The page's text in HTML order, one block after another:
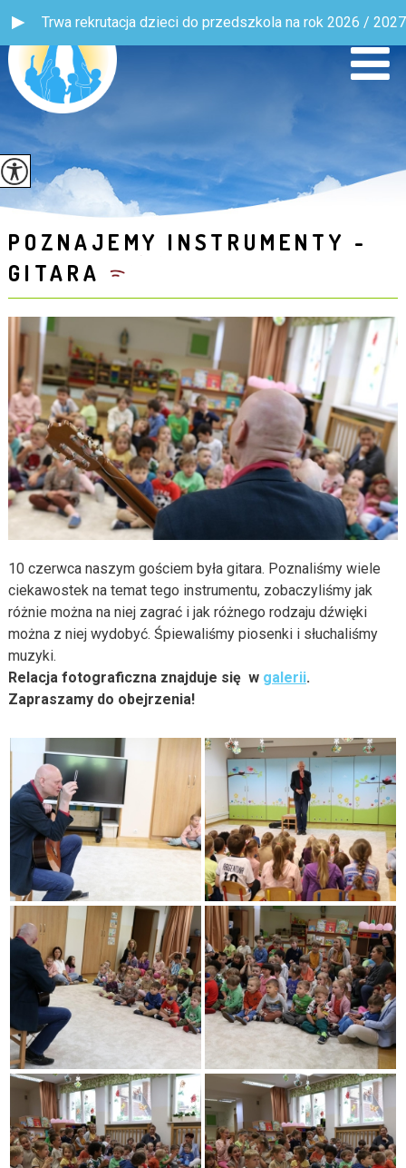
Trwa rekrutacja dzieci do przedszkola na rok 2026 / 2027!
POZNAJEMY INSTRUMENTY -
GITARA
10 czerwca naszym gościem była gitara. Poznaliśmy wiele
ciekawostek na temat tego instrumentu, zobaczyliśmy jak
różnie można na niej zagrać i jak różnego rodzaju dźwięki
można z niej wydobyć. Śpiewaliśmy piosenki i słuchaliśmy
muzyki.
Relacja fotograficzna znajduje się w galerii.
Zapraszamy do obejrzenia!